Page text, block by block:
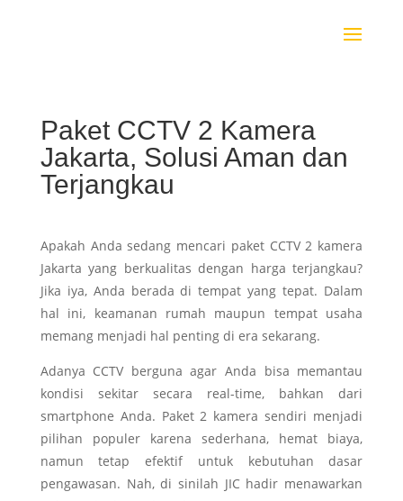
Paket CCTV 2 Kamera
Jakarta, Solusi Aman dan
Terjangkau
Apakah Anda sedang mencari paket CCTV 2 kamera
Jakarta yang berkualitas dengan harga terjangkau?
Jika iya, Anda berada di tempat yang tepat. Dalam
hal ini, keamanan rumah maupun tempat usaha
memang menjadi hal penting di era sekarang.
Adanya CCTV berguna agar Anda bisa memantau
kondisi sekitar secara real-time, bahkan dari
smartphone Anda. Paket 2 kamera sendiri menjadi
pilihan populer karena sederhana, hemat biaya,
namun tetap efektif untuk kebutuhan dasar
pengawasan. Nah, di sinilah JIC hadir menawarkan